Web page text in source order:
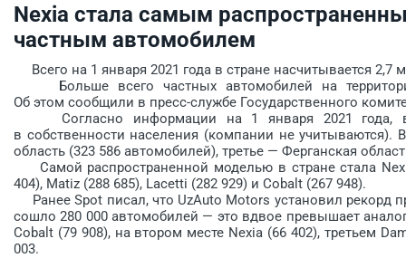
Nexia стала самым
частным автомобилем
Всего на 1 января 2021 года в стране насчитывается
Больше всего частных автомобилей на
Об этом сообщили в пресс-службе Государственного
Согласно информации на 1 января 2021 года,
в собственности населения (компании не
область (323 586 автомобилей), третье — Ферганская
Самой распространенной моделью в стране стала
404), Matiz (288 685), Lacetti (282 929) и Cobalt (267 948).
Ранее Spot писал, что UzAuto Motors установил рекорд
сошло 280 000 автомобилей — это вдвое превышает
Cobalt (79 908), на втором месте Nexia (66 402), третьем
003.